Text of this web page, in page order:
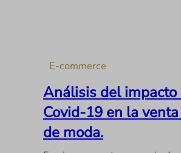
E-commerce
Análisis del impacto
Covid-19 en la
de moda.